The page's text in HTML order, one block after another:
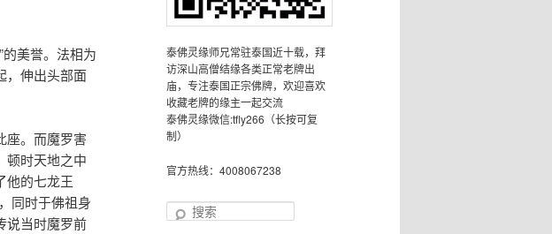
的美誉。法相为
，伸出头部面
座。而魔罗害
顿时天地之中
他的七龙王
同时于佛祖身
说当时魔罗前
泰佛灵缘师兄常驻泰国近十载，拜
访深山高僧结缘各类正常老牌出
庙，专注泰国正宗佛牌，欢迎喜欢
收藏老牌的缘主一起交流
泰佛灵缘微信:tfly266（长按可复
制）
官方热线：4008067238
搜